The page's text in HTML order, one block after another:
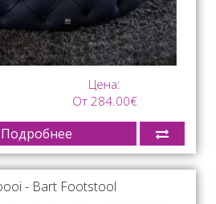
Цена:
От 284.00€
Подробнее
- Bart Footstool